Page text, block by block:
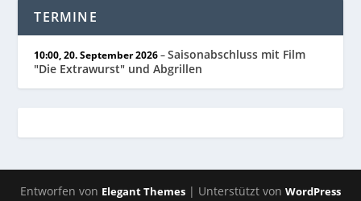
TERMINE
10:00,20. September 2026–Saisonabschluss mit Film
"Die Extrawurst" und Abgrillen
Entworfen von Elegant Themes | Unterstützt von WordPress